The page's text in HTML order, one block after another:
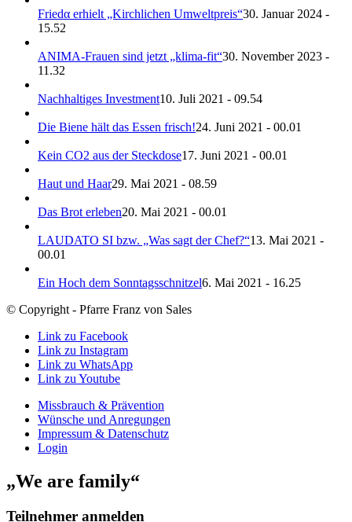
Friedα erhielt „Kirchlichen Umweltpreis“30. Januar 2024 -
15.52
ANIMA-Frauen sind jetzt „klima-fit“30. November 2023 -
11.32
Nachhaltiges Investment10. Juli 2021 - 09.54
Die Biene hält das Essen frisch!24. Juni 2021 - 00.01
Kein CO2 aus der Steckdose17. Juni 2021 - 00.01
Haut und Haar29. Mai 2021 - 08.59
Das Brot erleben20. Mai 2021 - 00.01
LAUDATO SI bzw. „Was sagt der Chef?“13. Mai 2021 -
00.01
Ein Hoch dem Sonntagsschnitzel6. Mai 2021 - 16.25
© Copyright - Pfarre Franz von Sales
Link zu Facebook
Link zu Instagram
Link zu WhatsApp
Link zu Youtube
Missbrauch & Prävention
Wünsche und Anregungen
Impressum & Datenschutz
Login
„We are family“
Teilnehmer anmelden